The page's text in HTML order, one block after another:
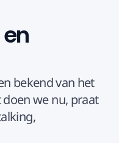
bekend van het
we nu, praat